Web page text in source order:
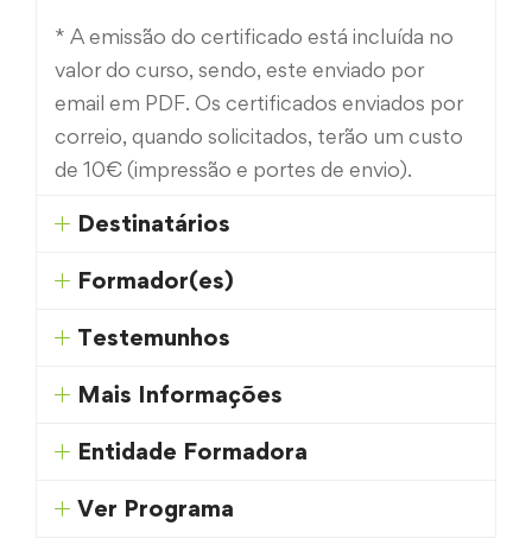
* A emissão do certificado está incluída no
valor do curso, sendo, este enviado por
email em PDF. Os certificados enviados por
correio, quando solicitados, terão um custo
de 10€ (impressão e portes de envio).
Destinatários
Formador(es)
Testemunhos
Mais Informações
Entidade Formadora
Ver Programa